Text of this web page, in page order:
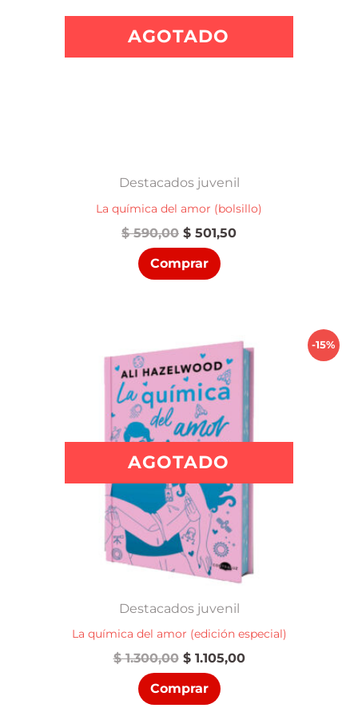
AGOTADO
Destacados juvenil
La química del amor (bolsillo)
$590,00 El
precio
original
era:
$ 501,50El
Comprar
-15%
AGOTADO
Destacados juvenil
La química del amor (edición especial)
$1.300,00 El
precio
original
era:
$1.105,00El
Comprar